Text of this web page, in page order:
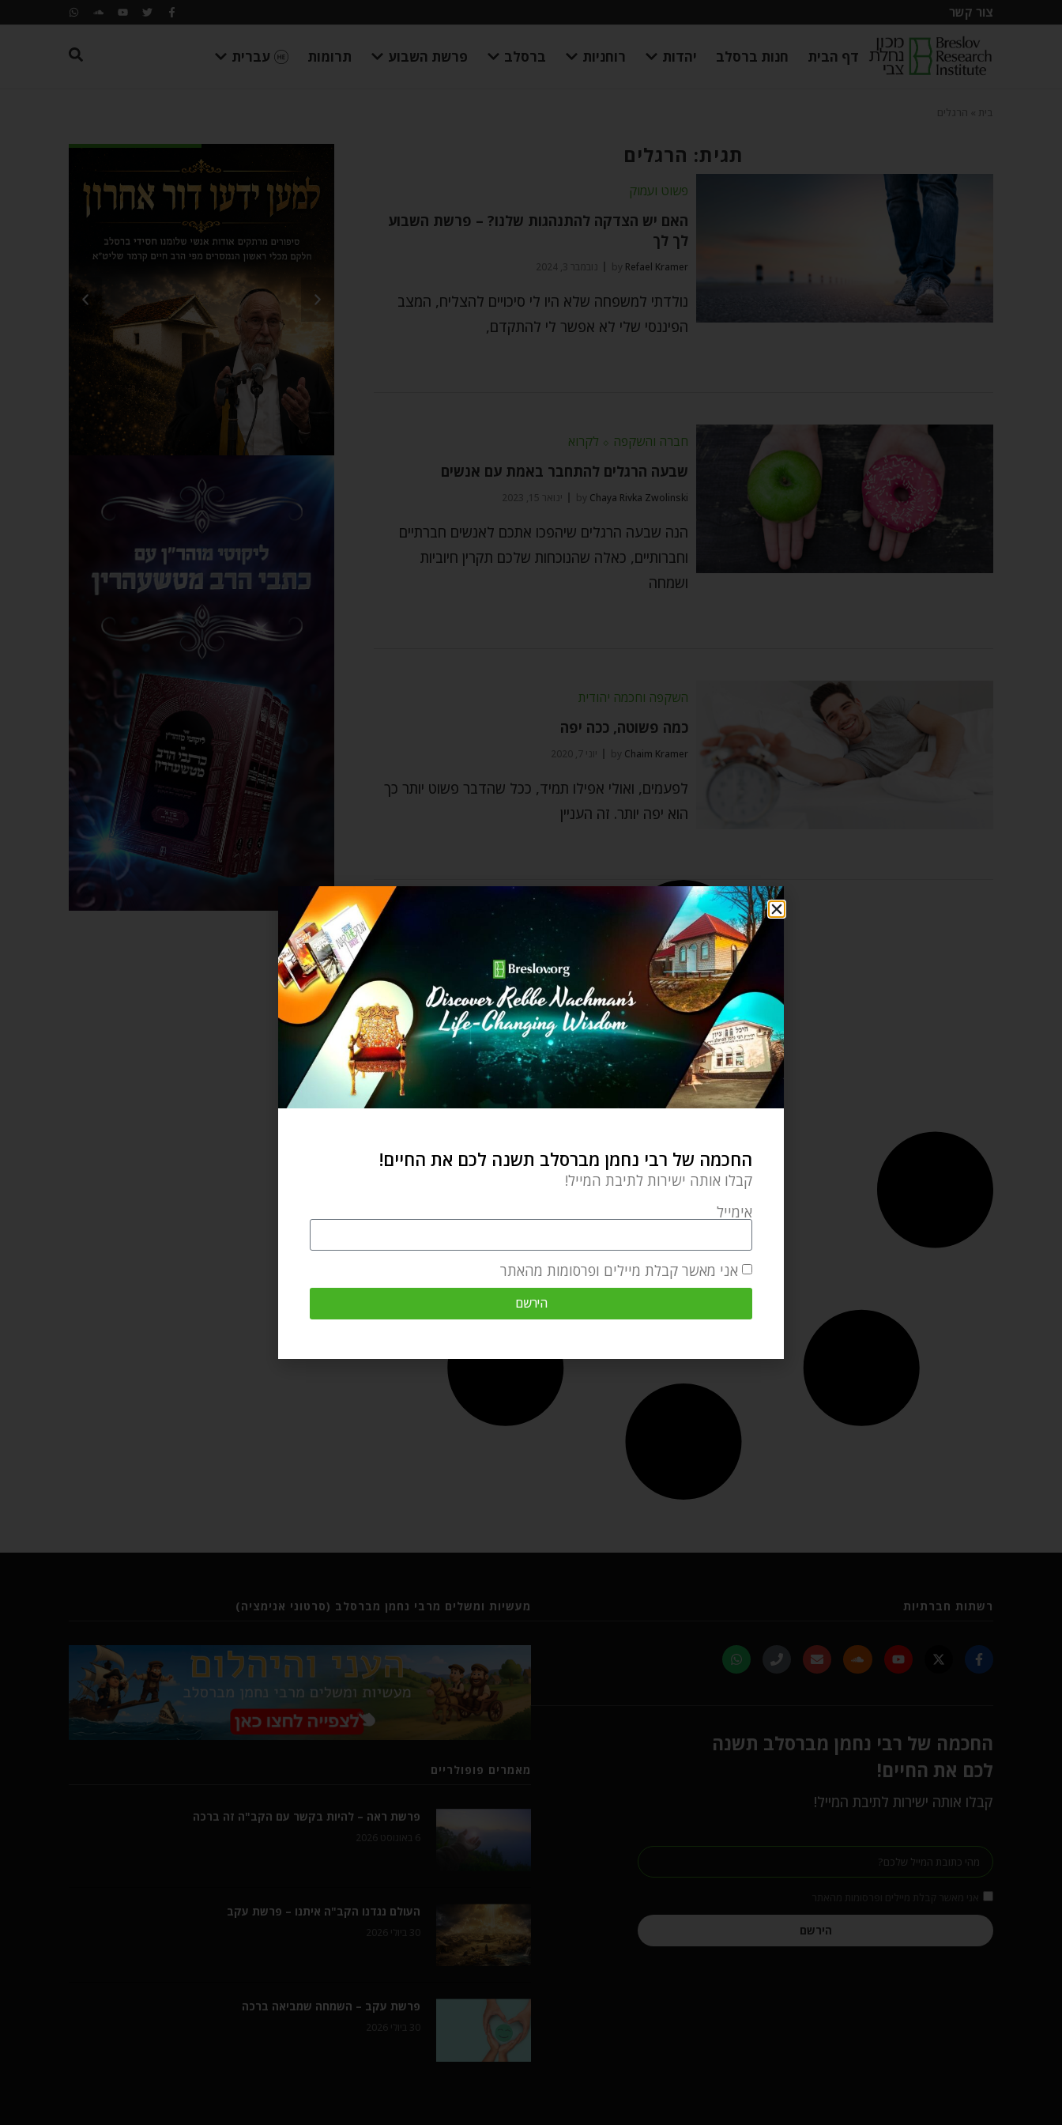
צור קשר
דף הבית חנות ברסלב יהדות רוחניות ברסלב פרשת השבוע תרומות עברית
בית הרגלים
תגית: הרגלים
פשוט ועמוק
האם יש הצדקה להתנהגות שלנו? – פרשת השבוע
לך לך
by Refael Kramer נובמבר 3, 2024
נולדתי למשפחה שלא היו לי סיכויים להצליח, המצב
הפיננסי שלי לא אפשר לי להתקדם,
חברה והשקפה ⬦ לקרוא
שבעה הרגלים להתחבר באמת עם אנשים
by Chaya Rivka Zwolinski ינואר 15, 2023
הנה שבעה הרגלים שיהפכו אתכם לאנשים חברתיים
וחברותיים, כאלה שהנוכחות שלכם תקרין חיוביות
ושמחה
השקפה וחכמה יהודית
כמה פשוטה, ככה יפה
by Chaim Kramer יוני 7, 2020
לפעמים, ואולי אפילו תמיד, ככל שהדבר פשוט יותר כך
הוא יפה יותר. זה העניין
רשתות חברתיות
החכמה של רבי נחמן מברסלב תשנה
לכם את החיים!
קבלו אותה ישירות לתיבת המייל!
הירשם
מעשיות ומשלים מרבי נחמן מברסלב (סרטוני אנימציה)
מאמרים פופולריים
פרשת ראה – להיות בקשר עם הקב"ה זה ברכה
העולם נגדנו הקב"ה איתנו – פרשת עקב
פרשת עקב – השמחה שמביאה ברכה
החכמה של רבי נחמן מברסלב תשנה לכם את החיים!
קבלו אותה ישירות לתיבת המייל!
אימייל
אני מאשר קבלת מיילים ופרסומות מהאתר
הירשם